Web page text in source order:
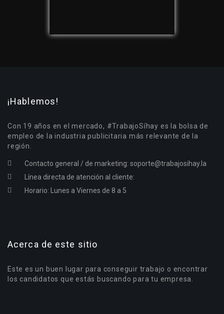
¡Hablemos!
Con 19 años en el mercado, #TrabajoSíhay es la bolsa de
empleo de la industria publicitaria más relevante de la
región.
Contacto general / de marketing: soporte@trabajosihay.la
Línea directa de atención al cliente:
Horario: Lunes a Viernes de 8 a 5
Acerca de este sitio
Este es un buen lugar para conseguir trabajo o encontrar
los candidatos que estás buscando para tu empresa.